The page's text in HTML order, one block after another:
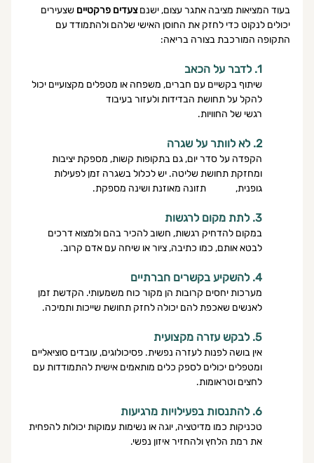
בעוד המציאות מציבה אתגר עצום, ישנם צעדים פרקטיים שצעירים
יכולים לנקוט כדי לחזק את החוסן האישי שלהם ולהתמודד עם
התקופה המורכבת בצורה בריאה:
1. לדבר על הכאב
שיתוף בקשיים עם חברים, משפחה או מטפלים מקצועיים יכול
להקל על תחושת הבדידות ולעזור בעיבוד
רגשי של החוויות.
2. לא לוותר על שגרה
הקפדה על סדר יום, גם בתקופות קשות, מספקת יציבות
ומחזקת תחושת שליטה. יש לכלול בשגרה זמן לפעילות
גופנית, 	תזונה מאוזנת ושינה מספקת.
3. לתת מקום לרגשות
במקום להדחיק רגשות, חשוב להכיר בהם ולמצוא דרכים
לבטא אותם, כמו כתיבה, ציור או שיחה עם אדם קרוב.
4. להשקיע בקשרים חברתיים
מערכות יחסים קרובות הן מקור כוח משמעותי. הקדשת זמן
לאנשים שאכפת להם יכולה לחזק תחושת שייכות ותמיכה.
5. לבקש עזרה מקצועית
אין בושה לפנות לעזרה נפשית. פסיכולוגים, עובדים סוציאליים
ומטפלים יכולים לספק כלים מותאמים אישית להתמודדות עם
לחצים וטראומות.
6. להתנסות בפעילויות מרגיעות
טכניקות כמו מדיטציה, יוגה או נשימות עמוקות יכולות להפחית
את רמת הלחץ ולהחזיר איזון נפשי.